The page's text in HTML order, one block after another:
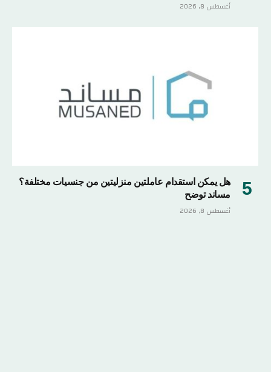
أغسطس 8, 2026
هل يمكن استقدام عاملتين منزليتين من جنسيات مختلفة؟
مساند توضح
أغسطس 8, 2026